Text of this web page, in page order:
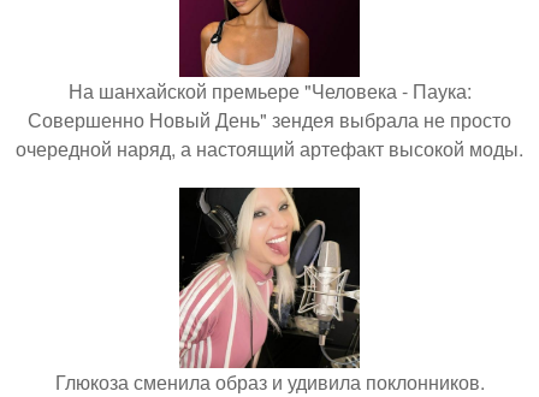
На шанхайской премьере "Человека - Паука:
Совершенно Новый День" зендея выбрала не просто
очередной наряд, а настоящий артефакт высокой моды.
Глюкоза сменила образ и удивила поклонников.